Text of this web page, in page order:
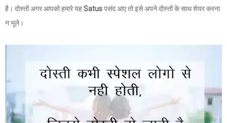
है। दोस्तों अगर आपको हमारे यहSatusपसंद आए तो इसे अपने दोस्तों के साथ शेयर करना
न भूले।